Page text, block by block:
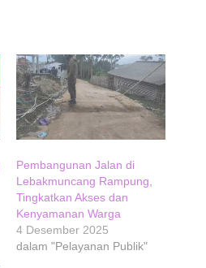
Pembangunan Jalan di
Lebakmuncang Rampung,
Tingkatkan Akses dan
Kenyamanan Warga
4 Desember 2025
dalam "Pelayanan Publik"